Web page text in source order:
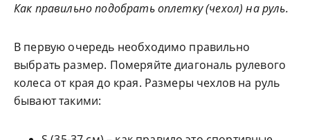
Как правильно подобрать оплетку (чехол) на руль.
В первую очередь необходимо правильно
выбрать размер. Померяйте диагональ рулевого
колеса от края до края. Размеры чехлов на руль
бывают такими: